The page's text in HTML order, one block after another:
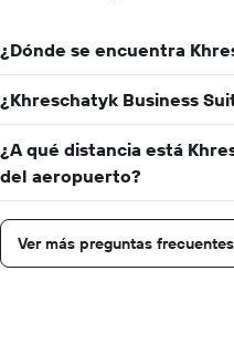
¿Dónde se encuentra
¿Khreschatyk Business
¿A qué distancia está
del aeropuerto?
Ver más preguntas frecuentes